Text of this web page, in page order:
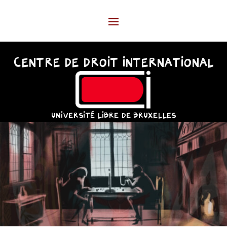
CENTRE DE DROIT INTERNATIONAL
UNIVERSITÉ LIBRE DE BRUXELLES